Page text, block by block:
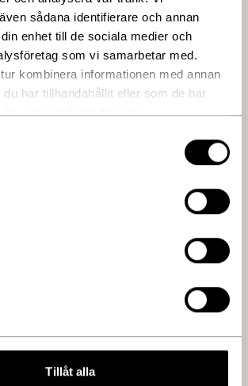
sådana identifierare och annan
enhet till de sociala medier och
som vi samarbetar med.
kombinera informationen med annan
har tillhandahållit eller som de har
använt deras tjänster.
Tillåt alla
erbjudanden
och nyheter från oss.
behandling mot kronisk migrän. Innan du
Hos oss träffar du vår ansvariga läkare
cirka var tredje månad en sjuksköterska för
du träffa vår läkare först innan vi
över telefon, här har vi viss
själv ut Botox på recept, och